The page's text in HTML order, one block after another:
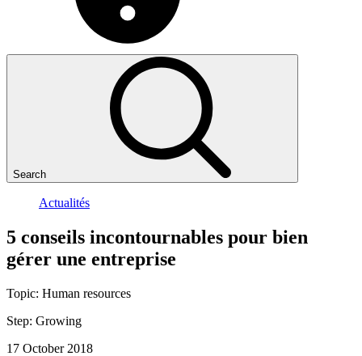
Search
Actualités
5 conseils incontournables pour bien
gérer une entreprise
Topic: Human resources
Step: Growing
17 October 2018